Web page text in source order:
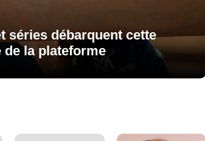
séries débarquent cette
de la plateforme